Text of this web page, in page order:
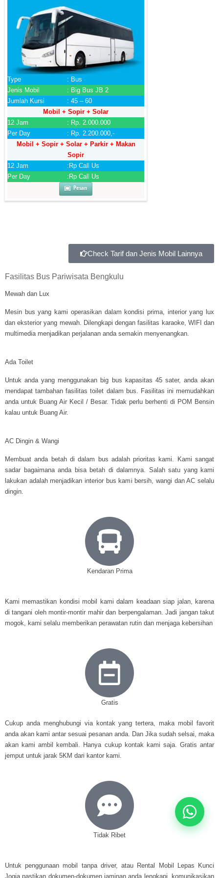
Type
: Bus
Jenis Mobil
: Big Bus JB 2
Jumlah Kursi
: 45 – 60
Mobil + Sopir + Solar
12 Jam
: Rp. 2.000.000
Per Day
: Rp. 2.200.000,-
Mobil + Sopir + Solar + Parkir + Makan
Sopir
12 Jam
:Rp Call Us
Per Day
:Rp Call Us
Pesan
Check Tarif dan Jenis Mobil Lainnya
Fasilitas Bus Pariwisata Bengkulu
Mewah dan Lux
Mesin bus yang kami operasikan dalam kondisi prima, interior yang lux
dan eksterior yang mewah. Dilengkapi dengan fasilitas karaoke, WIFI dan
multimedia menjadikan perjalanan anda semakin menyenangkan.
Ada Toilet
Untuk anda yang menggunakan big bus kapasitas 45 sater, anda akan
mendapat tambahan fasilitas toilet dalam bus. Fasilitas ini memudahkan
anda untuk Buang Air Kecil / Besar. Tidak perlu berhenti di POM Bensin
kalau untuk Buang Air.
AC Dingin & Wangi
Membuat anda betah di dalam bus adalah prioritas kami. Kami sangat
sadar bagaimana anda bisa betah di dalamnya. Salah satu yang kami
lakukan adalah menjadikan interior bus kami bersih, wangi dan AC selalu
dingin.
Kendaran Prima
Kami memastikan kondisi mobil kami dalam keadaan siap jalan, karena
di tangani oleh montir-montir mahir dan berpengalaman. Jadi jangan takut
mogok, kami selalu memberikan perawatan rutin dan menjaga kebersihan
Gratis
Cukup anda menghubungi via kontak yang tertera, maka mobil favorit
anda akan kami antar sesuai pesanan anda. Dan Jika sudah selsai, maka
akan kami ambil kembali. Hanya cukup kontak kami saja. Gratis antar
jemput untuk jarak 5KM dari kantor kami.
Tidak Ribet
Untuk penggunaan mobil tanpa driver, atau Rental Mobil Lepas Kunci
Jogja pastikan dokumen-dokumen jaminan anda lengkapi, komunikasikan